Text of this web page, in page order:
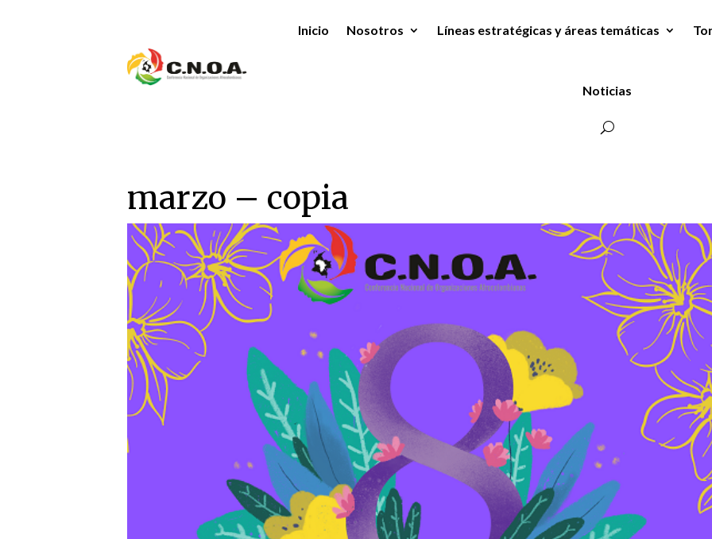
Inicio Nosotros Líneas estratégicas y áreas temáticas
Noticias
marzo – copia